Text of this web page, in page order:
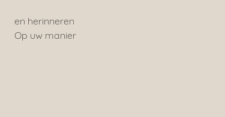
							en herinneren
							Op uw manier